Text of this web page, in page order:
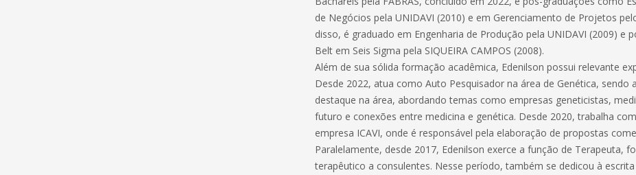
de Negócios pela UNIDAVI (2010) e em Gerenciamento de Projetos
disso, é graduado em Engenharia de Produção pela UNIDAVI (2009) e
Belt em Seis Sigma pela SIQUEIRA CAMPOS (2008).
Além de sua sólida formação acadêmica, Edenilson possui relevante
Desde 2022, atua como Auto Pesquisador na área de Genética, sendo
destaque na área, abordando temas como empresas geneticistas,
futuro e conexões entre medicina e genética. Desde 2020, trabalha
empresa ICAVI, onde é responsável pela elaboração de propostas
Paralelamente, desde 2017, Edenilson exerce a função de Terapeuta,
terapêutico a consulentes. Nesse período, também se dedicou à